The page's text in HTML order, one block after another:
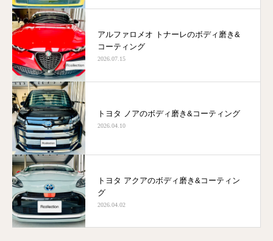
アルファロメオ トナーレのボディ磨き&
コーティング
2026.07.15
トヨタ ノアのボディ磨き&コーティング
2026.04.10
トヨタ アクアのボディ磨き&コーティン
グ
2026.04.02